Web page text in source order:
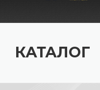
КАТАЛОГ